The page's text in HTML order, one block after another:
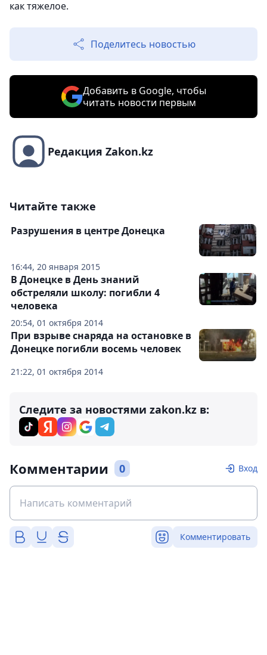
как тяжелое.
Поделитесь новостью
Добавить в Google, чтобы
читать новости первым
Редакция Zakon.kz
Читайте также
16:44, 20 января 2015
Разрушения в центре Донецка
20:54, 01 октября 2014
В Донецке в День знаний
обстреляли школу: погибли 4
человека
21:22, 01 октября 2014
При взрыве снаряда на остановке в
Донецке погибли восемь человек
Следите за новостями zakon.kz в:
Комментарии 0 Вход
Комментировать